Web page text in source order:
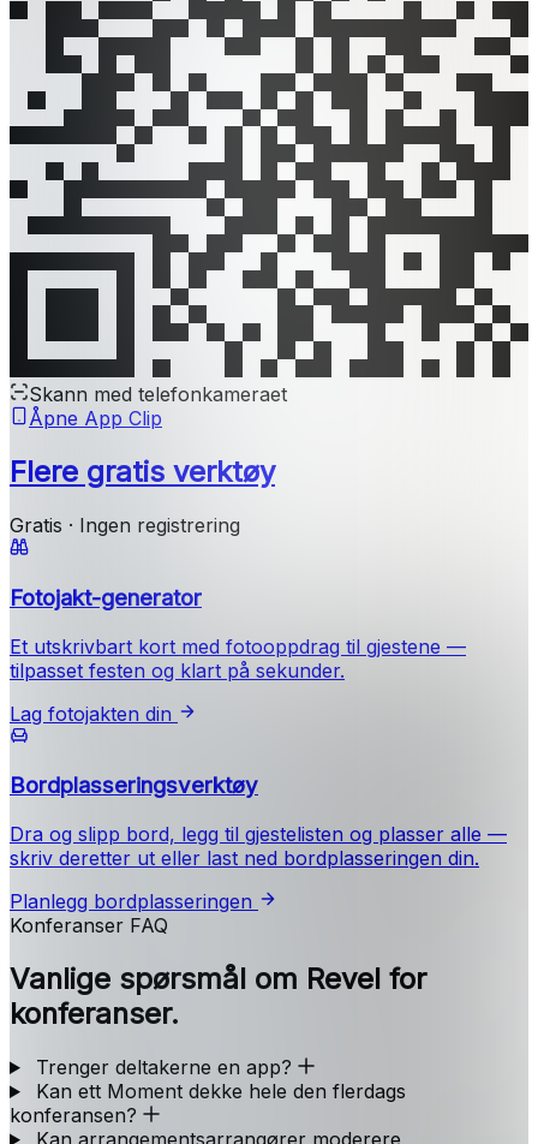
Skann med telefonkameraet
Åpne App Clip
Flere gratis verktøy
Gratis · Ingen registrering
Fotojakt-generator
Et utskrivbart kort med fotooppdrag til gjestene —
tilpasset festen og klart på sekunder.
Lag fotojakten din
Bordplasseringsverktøy
Dra og slipp bord, legg til gjestelisten og plasser alle —
skriv deretter ut eller last ned bordplasseringen din.
Planlegg bordplasseringen
Konferanser FAQ
Vanlige spørsmål om Revel for
konferanser.
Trenger deltakerne en app?
Kan ett Moment dekke hele den flerdags
konferansen?
Kan arrangementsarrangører moderere